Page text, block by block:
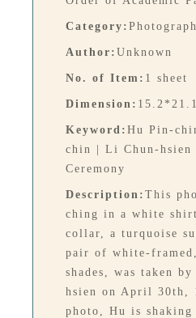
Category:
Author: Unknown
No. of Item: 1 sheet
Dimension:
Keyword: Hu Pin-
chin | Li Chun-
Ceremony
Description: This
ching in a white
collar, a turquoise
pair of white-
shades, was taken
hsien on April 30th,
photo, Hu is shaking